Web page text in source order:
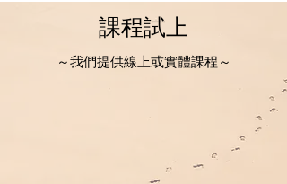
課程試上
​～我們提供線上或實體課程～